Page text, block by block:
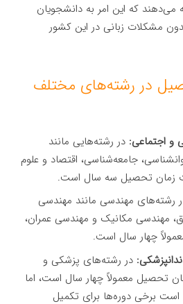
می‌دهند که این امر به دانشجویان
مشکلات زبانی در این کشور
در رشته‌های مختلف
و اجتماعی: در رشته‌هایی مانند
جامعه‌شناسی، اقتصاد و علوم
زمان تحصیل سه سال است.
رشته‌های مهندسی مانند مهندسی
مهندسی مکانیک و مهندسی عمران،
چهار سال است.
در رشته‌های پزشکی و
تحصیل معمولاً چهار سال است، اما
برخی دوره‌ها برای تکمیل